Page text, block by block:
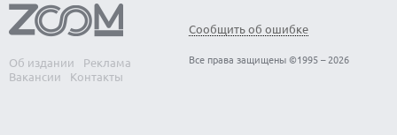
Об издании
Реклама
Вакансии
Контакты
Сообщить об ошибке
Все права защищены ©1995 – 2026